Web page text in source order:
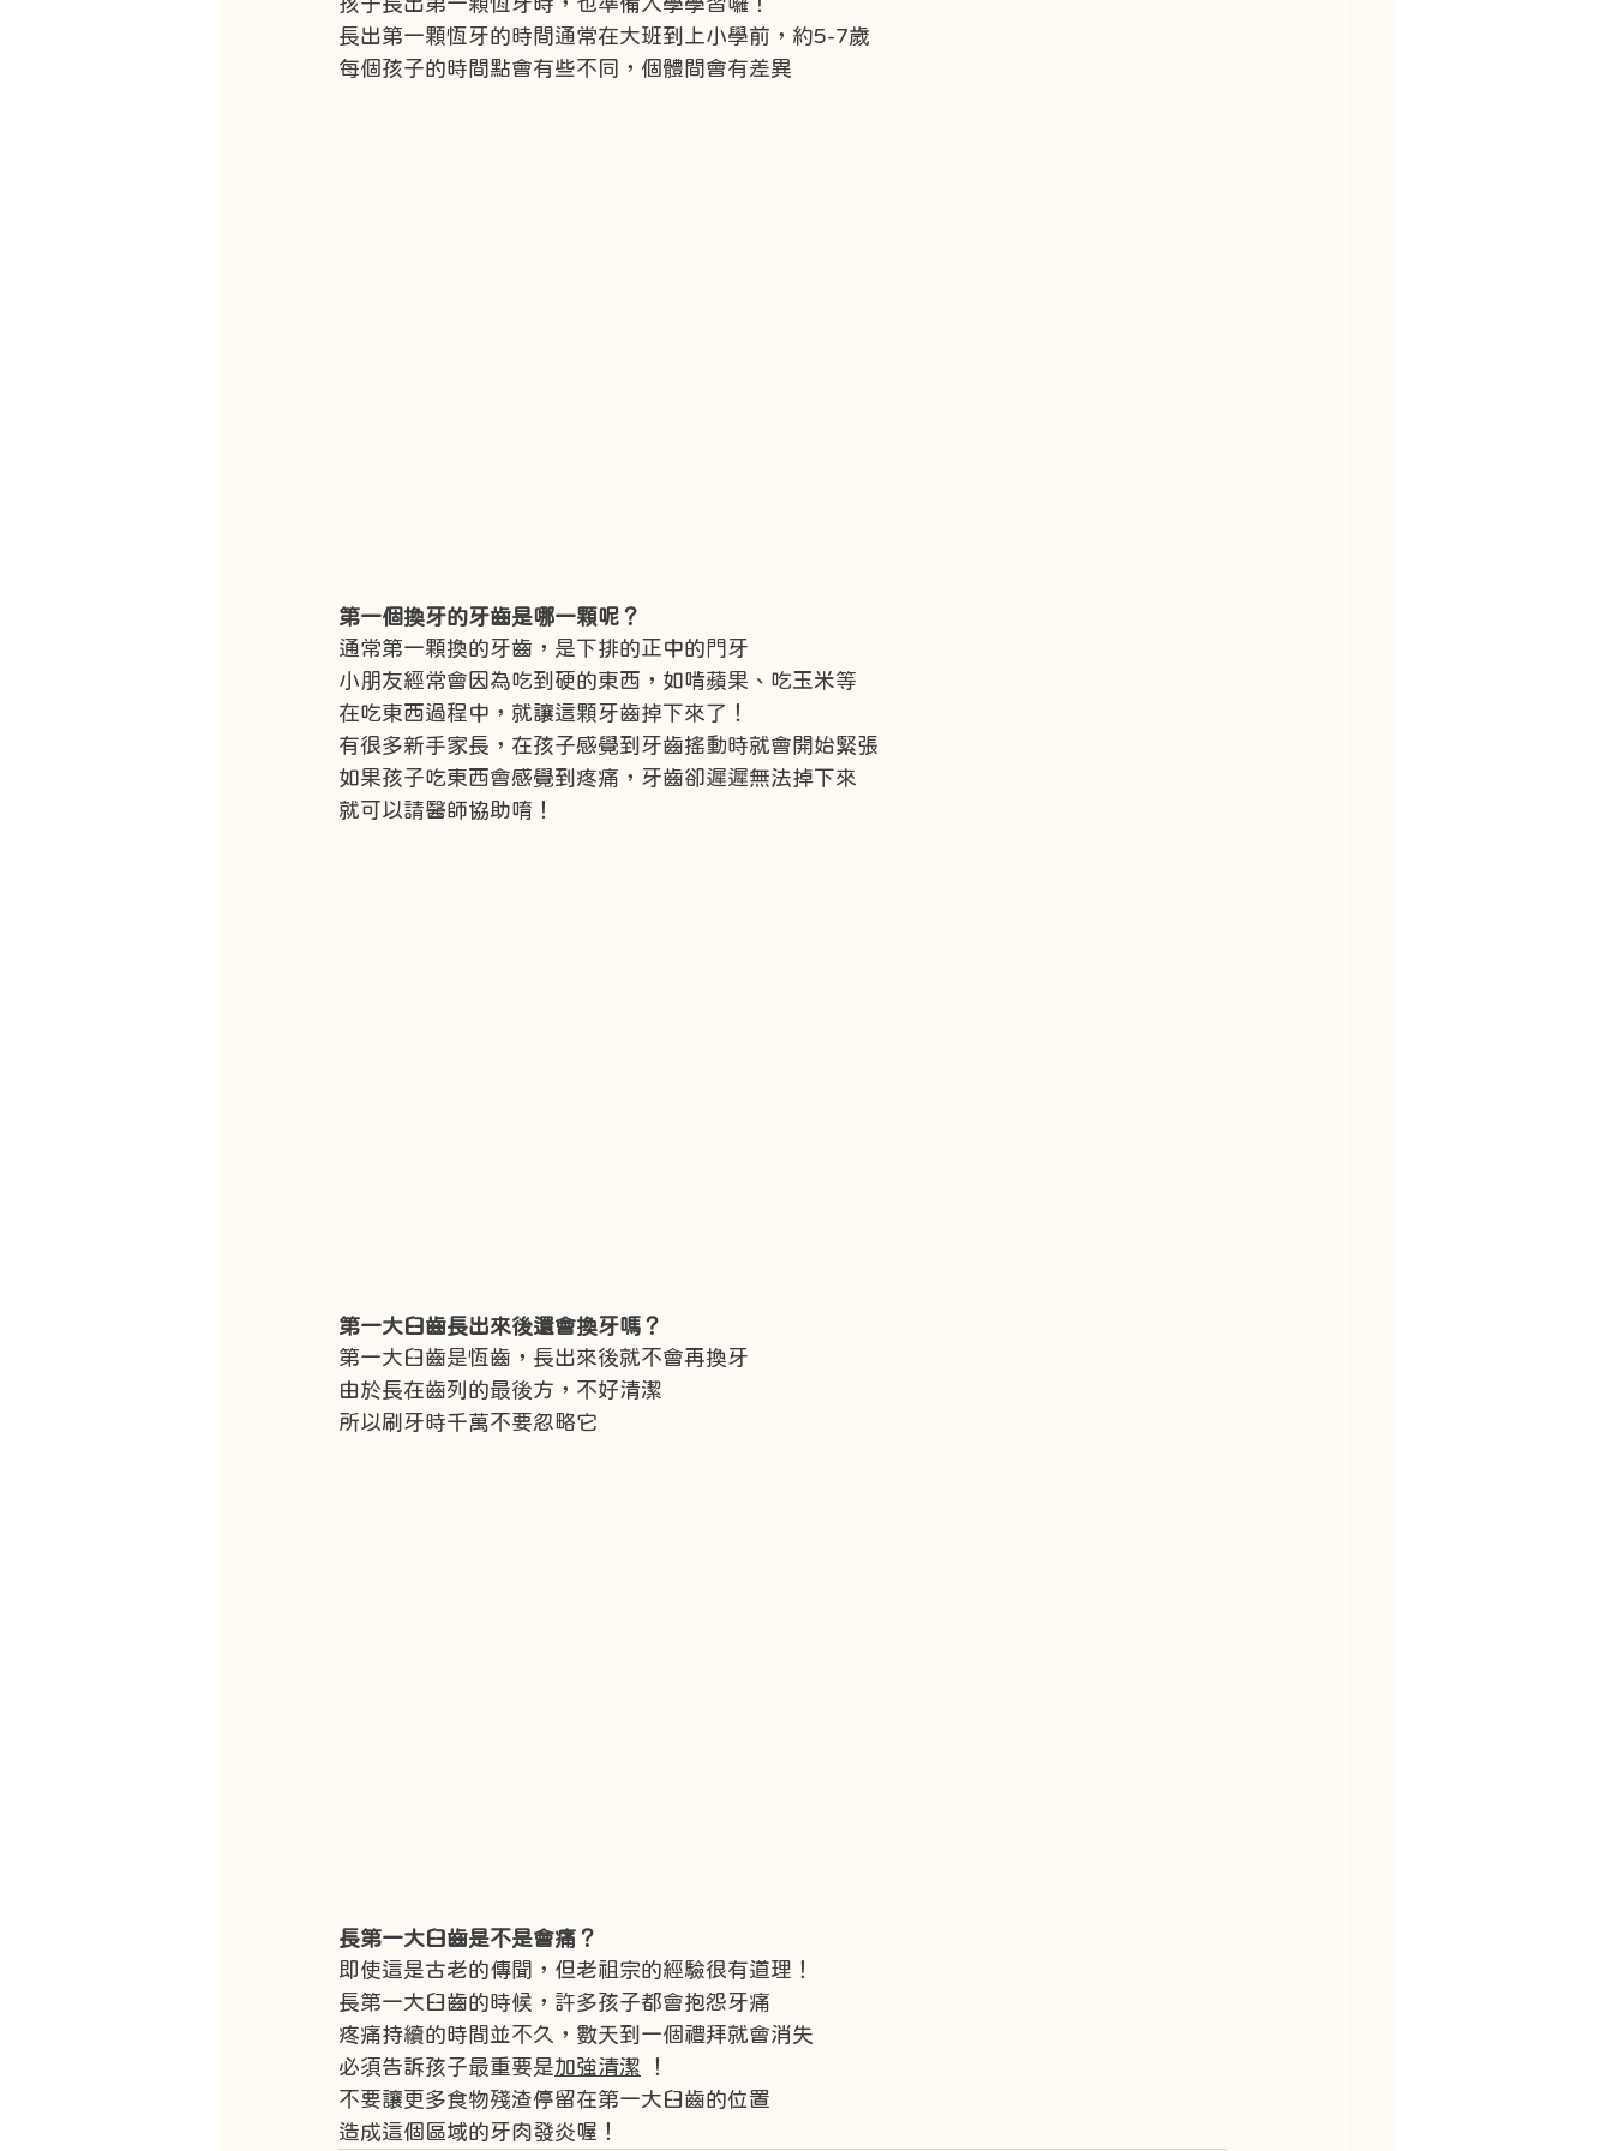
長出第一顆恆牙的時間通常在大班到上小學前，約5-7歲
每個孩子的時間點會有些不同，個體間會有差異
第一個換牙的牙齒是哪一顆呢？
通常第一顆換的牙齒，是下排的正中的門牙
小朋友經常會因為吃到硬的東西，如啃蘋果、吃玉米等
在吃東西過程中，就讓這顆牙齒掉下來了！
有很多新手家長，在孩子感覺到牙齒搖動時就會開始緊張
如果孩子吃東西會感覺到疼痛，牙齒卻遲遲無法掉下來
就可以請醫師協助唷！
第一大臼齒長出來後還會換牙嗎？
第一大臼齒是恆齒，長出來後就不會再換牙
由於長在齒列的最後方，不好清潔
所以刷牙時千萬不要忽略它
長第一大臼齒是不是會痛？
即使這是古老的傳聞，但老祖宗的經驗很有道理！
長第一大臼齒的時候，許多孩子都會抱怨牙痛
疼痛持續的時間並不久，數天到一個禮拜就會消失
必須告訴孩子最重要是加強清潔 ！
不要讓更多食物殘渣停留在第一大臼齒的位置
造成這個區域的牙肉發炎喔！